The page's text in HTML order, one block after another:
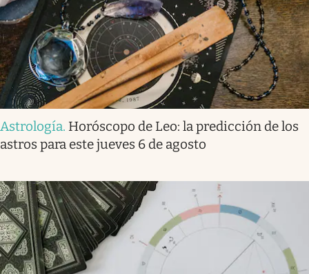
Astrología. Horóscopo de Leo: la predicción de los
astros para este jueves 6 de agosto